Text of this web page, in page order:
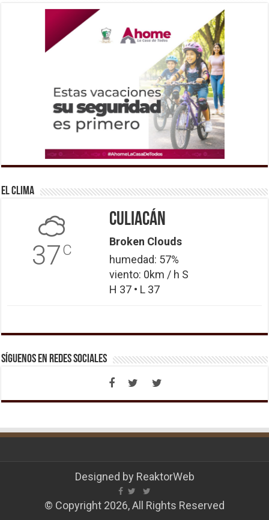
El Clima
37C
Culiacán
Broken Clouds
humedad: 57%
viento: 0km / h S
H 37 • L 37
Síguenos en Redes Sociales
Designed by ReaktorWeb
© Copyright 2026, All Rights Reserved